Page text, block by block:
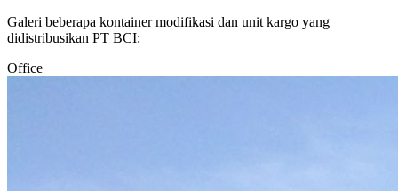
Galeri beberapa kontainer modifikasi dan unit kargo yang
didistribusikan PT BCI:
Office